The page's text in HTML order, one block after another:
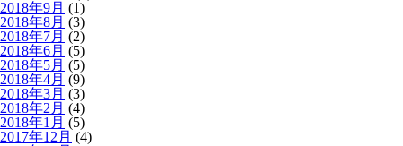
2018年9月 (1)
2018年8月 (3)
2018年7月 (2)
2018年6月 (5)
2018年5月 (5)
2018年4月 (9)
2018年3月 (3)
2018年2月 (4)
2018年1月 (5)
2017年12月 (4)